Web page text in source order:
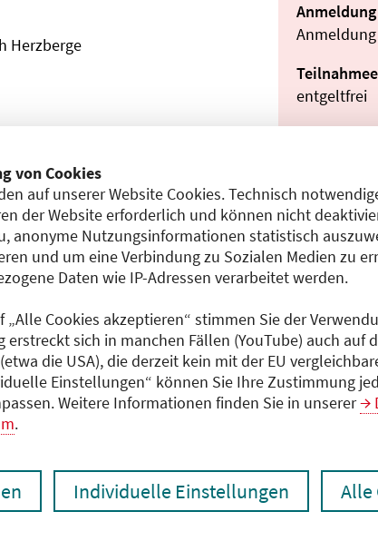
von Cookies
auf unserer Website Cookies. Technisch
der Website erforderlich und können nicht
anonyme Nutzungsinformationen statistisch
und um eine Verbindung zu Sozialen Medien zu
Daten wie IP-Adressen verarbeitet werden.
„Alle Cookies akzeptieren“ stimmen Sie der
erstreckt sich in manchen Fällen (YouTube) auch auf
die USA), die derzeit kein mit der EU
Einstellungen“ können Sie Ihre Zustimmung
Weitere Informationen finden Sie in unserer
.
Individuelle Einstellungen Alle
Anmeldung
entgeltfrei
Programm
Herzberge
Reihe (5)